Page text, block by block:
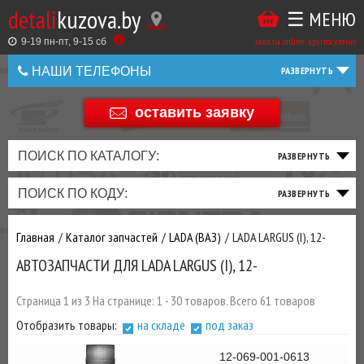
detalikuzova.by
9-19 пн-пт, 9-15 cб заказы online: круглосуточно
☰ МЕНЮ
НАШИ ТЕЛЕФОНЫ
+375 44 586 05 44
оставить заявку
ПОИСК ПО КАТАЛОГУ:
ПОИСК ПО КОДУ:
Главная Каталог запчастей LADA (ВАЗ) LADA LARGUS (I), 12-
АВТОЗАПЧАСТИ ДЛЯ LADA LARGUS (I), 12-
Страница 1 из 3 На странице: 1 - 30 товаров. Всего 61 товаров
Отобразить товары:
на складе под заказ
12-069-001-0613
Купить
в
1
Беларусь
+375
+375
ТАКЖЕ
ВЫ
МОЖЕТЕ
У
ЗАКАЗАТЬ
ТО
ФИЛЬТРА
ТОРМОЗНАЯ
СИСТЕМА
ПОДВЕСКА
РУЛЕВОЕ
ТРАНСМИССИЯ
ПРИВОД
ДВИГАТЕЛЬ
ВЫХЛОП
ЭЛЕКТРИКА
ОСВЕЩЕНИЕ
РАСХОДНИКИ,
ЗАПЧАСТИ К
ЗАКАЗУ ЧЕРЕЗ